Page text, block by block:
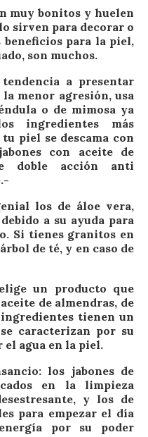
muy bonitos y huelen
sirven para decorar o
beneficios para la piel,
son muchos.
a presentar
menor agresión, usa
o de mimosa ya
ingredientes más
piel se descama con
con aceite de
doble acción anti
los de áloe vera,
a su ayuda para
Si tienes granitos en
de té, y en caso de
un producto que
de almendras, de
tienen un
caracterizan por su
el agua en la piel.
los jabones de
en la limpieza
y los de
para empezar el día
por su poder